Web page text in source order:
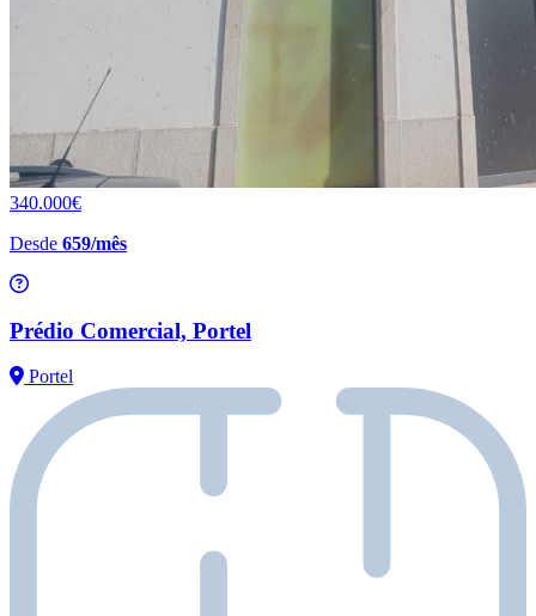
340.000€
Desde 659/mês
Prédio Comercial, Portel
Portel